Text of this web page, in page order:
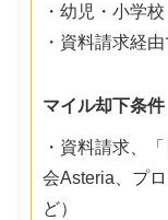
・幼児・小学
・資料請求経
マイル却下条件
・資料請求、
会Asteria、プ
ど）